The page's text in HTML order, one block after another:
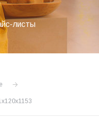
листы